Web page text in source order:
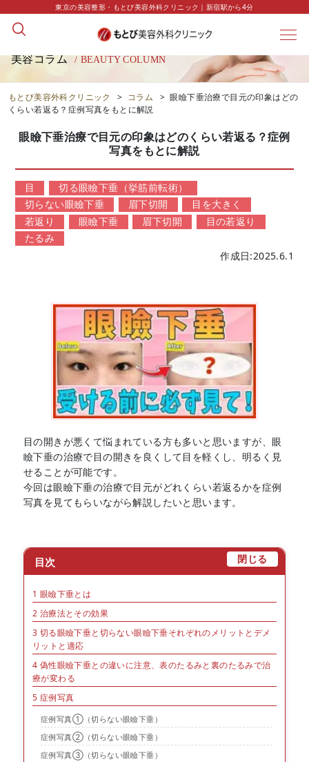
東京の美容整形・もとび美容外科クリニック｜新宿駅から4分
美容コラム / BEAUTY COLUMN
もとび美容外科クリニック > コラム > 眼瞼下垂治療で目元の印象はどの
くらい若返る？症例写真をもとに解説
眼瞼下垂治療で目元の印象はどのくらい若返る？症例
写真をもとに解説
目
切る眼瞼下垂（挙筋前転術）
切らない眼瞼下垂
眉下切開
目を大きく
若返り
眼瞼下垂 眉下切開
目の若返り
たるみ
作成日:2025.6.1
目の開きが悪くて悩まれている方も多いと思いますが、眼
瞼下垂の治療で目の開きを良くして目を軽くし、明るく見
せることが可能です。
今回は眼瞼下垂の治療で目元がどれくらい若返るかを症例
写真を見てもらいながら解説したいと思います。
目次 閉じる
1 眼瞼下垂とは
2 治療法とその効果
3 切る眼瞼下垂と切らない眼瞼下垂それぞれのメリットとデメ
リットと適応
4 偽性眼瞼下垂との違いに注意、表のたるみと裏のたるみで治
療が変わる
5 症例写真
症例写真①（切らない眼瞼下垂）
症例写真②（切らない眼瞼下垂）
症例写真③（切らない眼瞼下垂）